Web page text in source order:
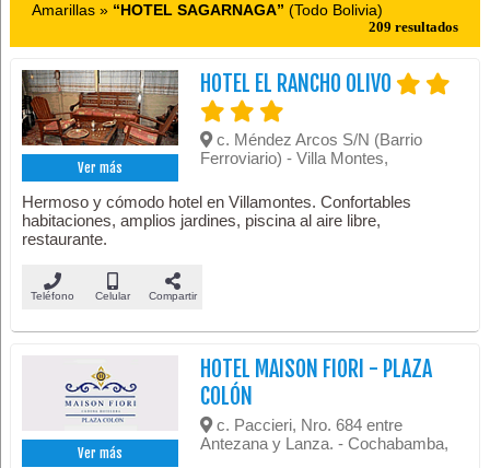
Amarillas » “HOTEL SAGARNAGA” (Todo Bolivia)
209 resultados
Ver más
HOTEL EL RANCHO OLIVO
c. Méndez Arcos S/N (Barrio
Ferroviario) - Villa Montes,
Hermoso y cómodo hotel en Villamontes. Confortables
habitaciones, amplios jardines, piscina al aire libre,
restaurante.
Teléfono Celular Compartir
Ver más
HOTEL MAISON FIORI - PLAZA
COLÓN
c. Paccieri, Nro. 684 entre
Antezana y Lanza. - Cochabamba,